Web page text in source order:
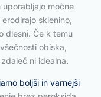
močne
sklenino,
dlesni. Če k temu
obiska,
ni idealna.
boljši in varnejši